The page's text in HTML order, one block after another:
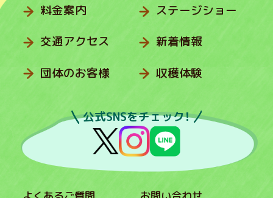
料金案内
交通アクセス
団体のお客様
ステージショー
新着情報
収穫体験
公式SNSをチェック！